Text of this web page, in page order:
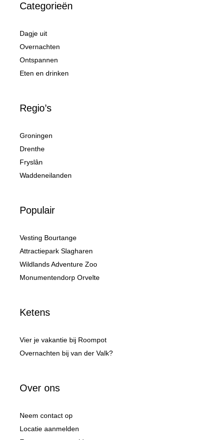
Categorieën
Dagje uit
Overnachten
Ontspannen
Eten en drinken
Regio’s
Groningen
Drenthe
Fryslân
Waddeneilanden
Populair
Vesting Bourtange
Attractiepark Slagharen
Wildlands Adventure Zoo
Monumentendorp Orvelte
Ketens
Vier je vakantie bij Roompot
Overnachten bij van der Valk?
Over ons
Neem contact op
Locatie aanmelden